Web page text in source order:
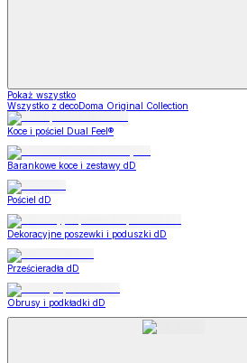
Pokaż wszystko
Wszystko z decoDoma Original Collection
Koce i pościel Dual Feel®
Barankowe koce i zestawy dD
Pościel dD
Dekoracyjne poszewki i poduszki dD
Prześcieradła dD
Obrusy i podkładki dD